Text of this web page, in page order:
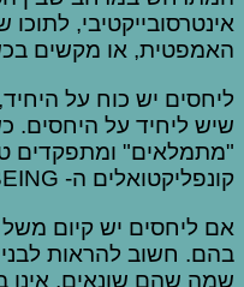
אינטרסובייקטיבי,
האמפטית, או מקשים
ליחסים יש כוח על
שיש ליחיד על היחסים.
"מתמלאים" ומתפקדים
קונפליקטואלים ה- WELL BEING של האנשים נפגם.
אם ליחסים יש קיום
בהם. חשוב להראות לבני
שמה שהם שונאים, אינו